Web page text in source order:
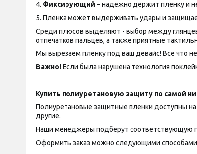
4. Фиксирующий – надежно держит пленку и
5. Пленка может выдерживать удары и
Среди плюсов выделяют - выбор между
отпечатков пальцев, а также приятные
Мы вырезаем пленку под ваш девайс! Всё что
Важно!Если была нарушена технология
Купить полиуретановую защиту по самой
Полиуретановые защитные пленки доступны на
другие.
Наши менеджеры подберут соответствующую
Оформить заказ можно следующими